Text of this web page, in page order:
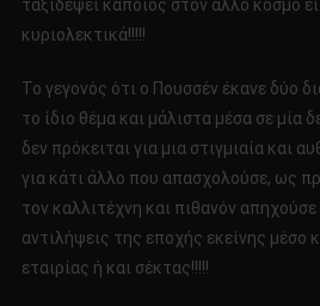
ταξιδέψει κάποιος στον άλλο κόσμο
κυριολεκτικά!!!!!
Το γεγονός ότι ο Πουσσέν έκανε δύο
το ίδιο θέμα και μάλιστα μέσα σε μία
δεν πρόκειται για μια στιγμιαία και
για κάτι άλλο που απασχολούσε, ως
τον καλλιτέχνη και πιθανόν
αντιλήψεις της εποχής εκείνης μέσο
εταιρίας ή και σέκτας!!!!!